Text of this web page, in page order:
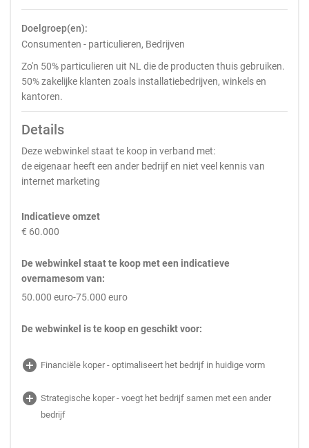
Doelgroep(en):
Consumenten - particulieren, Bedrijven
Zo'n 50% particulieren uit NL die de producten thuis gebruiken.
50% zakelijke klanten zoals installatiebedrijven, winkels en
kantoren.
Details
Deze webwinkel staat te koop in verband met:
de eigenaar heeft een ander bedrijf en niet veel kennis van
internet marketing
Indicatieve omzet
€ 60.000
De webwinkel staat te koop met een indicatieve
overnamesom van:
50.000 euro-75.000 euro
De webwinkel is te koop en geschikt voor:
add_circle Financiële koper - optimaliseert het bedrijf in huidige vorm
add_circle Strategische koper - voegt het bedrijf samen met een ander
bedrijf